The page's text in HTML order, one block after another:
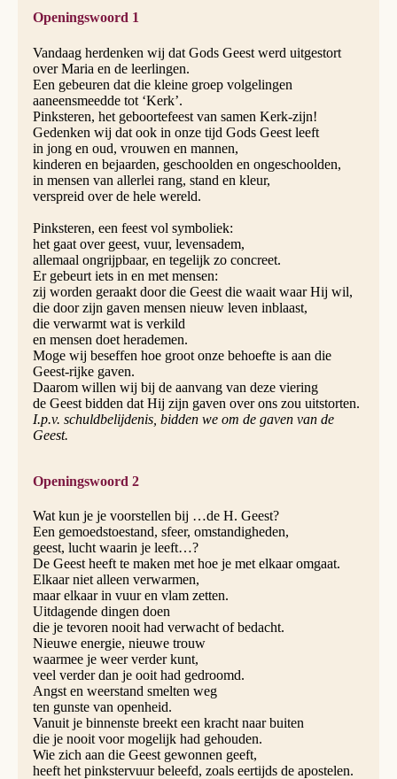
Openingswoord 1
Vandaag herdenken wij dat Gods Geest werd uitge­stort
over Maria en de leerlingen.
Een gebeuren dat die kleine groep volgelingen
aaneensmeedde tot ‘Kerk’.
Pinksteren, het geboortefeest van samen Kerk-zijn!
Gedenken wij dat ook in onze tijd Gods Geest leeft
in jong en oud, vrouwen en mannen,
kinderen en bejaarden, geschoolden en ongeschoolden,
in mensen van allerlei rang, stand en kleur,
verspreid over de hele wereld.
Pinksteren, een feest vol symboliek:
het gaat over geest, vuur, levensadem,
allemaal ongrijpbaar, en tegelijk zo concreet.
Er gebeurt iets in en met mensen:
zij worden geraakt door die Geest die waait waar Hij wil,
die door zijn gaven mensen nieuw leven inblaast,
die verwarmt wat is verkild
en mensen doet herademen.
Moge wij beseffen hoe groot onze behoefte is aan die
Geest-rijke gaven.
Daarom willen wij bij de aanvang van deze viering
de Geest bidden dat Hij zijn gaven over ons zou uitstorten.
I.p.v. schuldbelijdenis, bidden we om de gaven van de
Geest.
Openingswoord 2
Wat kun je je voorstellen bij …de H. Geest?
Een gemoedstoestand, sfeer, omstandigheden,
geest, lucht waarin je leeft…?
De Geest heeft te maken met hoe je met elkaar omgaat.
Elkaar niet alleen verwarmen,
maar elkaar in vuur en vlam zetten.
Uitdagende dingen doen
die je tevoren nooit had verwacht of bedacht.
Nieuwe energie, nieuwe trouw
waarmee je weer verder kunt,
veel verder dan je ooit had gedroomd.
Angst en weerstand smelten weg
ten gunste van openheid.
Vanuit je binnenste breekt een kracht naar buiten
die je nooit voor mogelijk had gehouden.
Wie zich aan die Geest gewonnen geeft,
heeft het pinkstervuur beleefd, zoals eertijds de apostelen.